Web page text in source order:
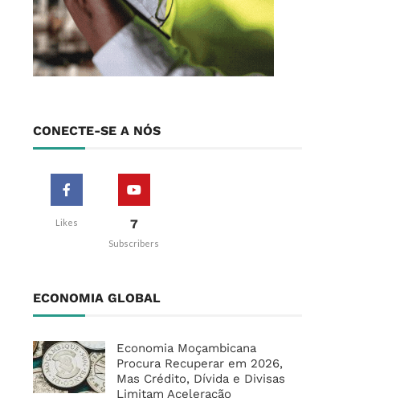
CONECTE-SE A NÓS
Likes 7
Subscribers
ECONOMIA GLOBAL
Economia Moçambicana
Procura Recuperar em 2026,
Mas Crédito, Dívida e Divisas
Limitam Aceleração